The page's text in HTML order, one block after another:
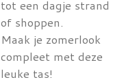
tot een dagje strand
of shoppen.
Maak je zomerlook
compleet met deze
leuke tas!